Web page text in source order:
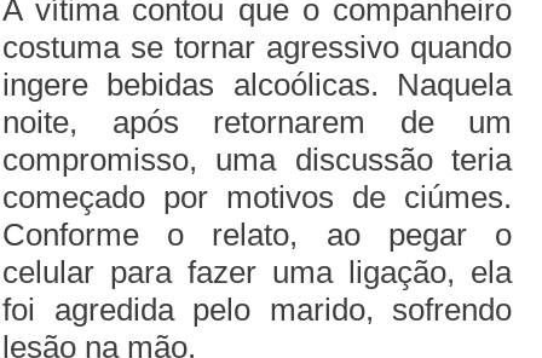
A vítima contou que o companheiro
costuma se tornar agressivo quando
ingere bebidas alcoólicas. Naquela
noite, após retornarem de um
compromisso, uma discussão teria
começado por motivos de ciúmes.
Conforme o relato, ao pegar o
celular para fazer uma ligação, ela
foi agredida pelo marido, sofrendo
lesão na mão.